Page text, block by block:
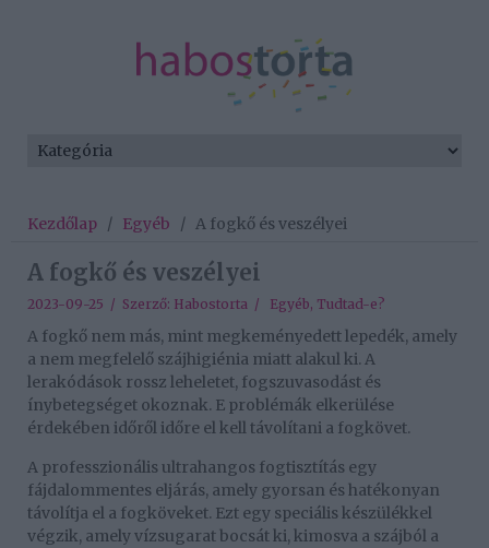
Kezdőlap / Egyéb / A fogkő és veszélyei
A fogkő és veszélyei
2023-09-25 / Szerző: Habostorta / Egyéb, Tudtad-e?
A fogkő nem más, mint megkeményedett lepedék, amely
a nem megfelelő szájhigiénia miatt alakul ki. A
lerakódások rossz leheletet, fogszuvasodást és
ínybetegséget okoznak. E problémák elkerülése
érdekében időről időre el kell távolítani a fogkövet.
A professzionális ultrahangos fogtisztítás egy
fájdalommentes eljárás, amely gyorsan és hatékonyan
távolítja el a fogköveket. Ezt egy speciális készülékkel
végzik, amely vízsugarat bocsát ki, kimosva a szájból a